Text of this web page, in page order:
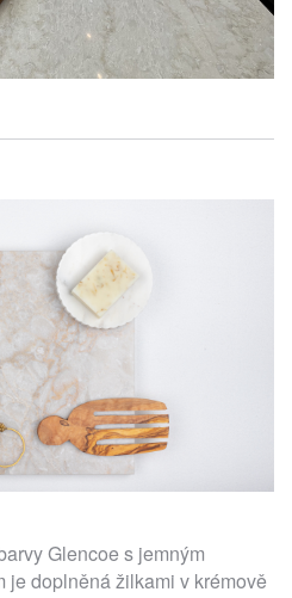
Glencoe s jemným
je doplněná žilkami v krémově